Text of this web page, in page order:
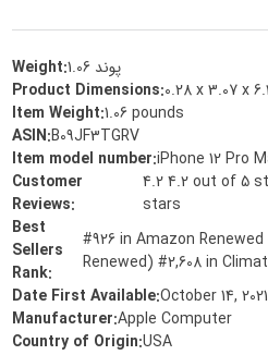
Weight:1.06 پوند
Product Dimensions:0.28 x 3.07 x
Item Weight:1.06 pounds
ASIN:B09JF3TGRV
Item model number:iPhone 12 Pro
Customer
Reviews:
4.2 4.2 out of 5
stars
Best
Sellers
Rank:
#926 in Amazon
Renewed) #2,608 in
Date First Available:October 14, 2021
Manufacturer:Apple Computer
Country of Origin:USA